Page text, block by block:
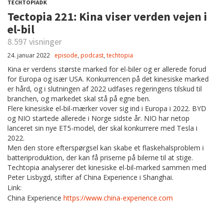
TECHTOPIADK
Tectopia 221: Kina viser verden vejen i
el-bil
8.597 visninger
24. januar 2022 episode, podcast, techtopia
Kina er verdens største marked for el-biler og er allerede forud
for Europa og især USA. Konkurrencen på det kinesiske marked
er hård, og i slutningen af 2022 udfases regeringens tilskud til
branchen, og markedet skal stå på egne ben.
Flere kinesiske el-bil-mærker vover sig ind i Europa i 2022. BYD
og NIO startede allerede i Norge sidste år. NIO har netop
lanceret sin nye ET5-model, der skal konkurrere med Tesla i
2022.
Men den store efterspørgsel kan skabe et flaskehalsproblem i
batteriproduktion, der kan få priserne på bilerne til at stige.
Techtopia analyserer det kinesiske el-bil-marked sammen med
Peter Lisbygd, stifter af China Experience i Shanghai.
Link:
China Experience https://www.china-experience.com